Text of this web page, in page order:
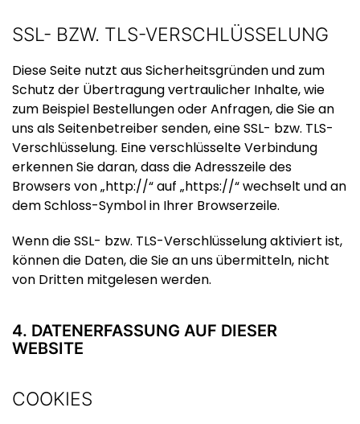
SSL- BZW. TLS-VERSCHLÜSSELUNG
Diese Seite nutzt aus Sicherheitsgründen und zum
Schutz der Übertragung vertraulicher Inhalte, wie
zum Beispiel Bestellungen oder Anfragen, die Sie an
uns als Seitenbetreiber senden, eine SSL- bzw. TLS-
Verschlüsselung. Eine verschlüsselte Verbindung
erkennen Sie daran, dass die Adresszeile des
Browsers von „http://“ auf „https://“ wechselt und an
dem Schloss-Symbol in Ihrer Browserzeile.
Wenn die SSL- bzw. TLS-Verschlüsselung aktiviert ist,
können die Daten, die Sie an uns übermitteln, nicht
von Dritten mitgelesen werden.
4. DATENERFASSUNG AUF DIESER
WEBSITE
COOKIES